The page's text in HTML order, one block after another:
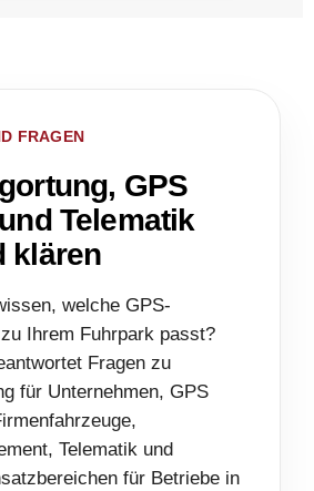
FRAGEN
GPS
Telematik
klären
welche GPS-
Ihrem Fuhrpark passt?
Fragen zu
für Unternehmen, GPS
Telematik und
für Betriebe in